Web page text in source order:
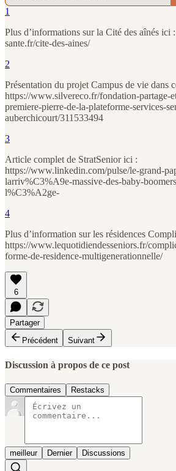
1
Plus d’informations sur la Cité des aînés ici
sante.fr/cite-des-aines/
2
Présentation du projet Campus de vie dans
https://www.silvereco.fr/fondation-partage-
premiere-pierre-de-la-plateforme-services-
auberchicourt/311533494
3
Article complet de StratSenior ici :
https://www.linkedin.com/pulse/le-grand-
larriv%C3%A9e-massive-des-baby-
l%C3%A2ge-
4
Plus d’information sur les résidences
https://www.lequotidiendesseniors.fr/
forme-de-residence-multigenerationnelle/
6
Partager
Précédent
Suivant
Discussion à propos de ce post
Commentaires Restacks
meilleur Dernier Discussions